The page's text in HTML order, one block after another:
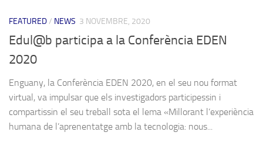
FEATURED/ NEWS 3 NOVEMBRE, 2020
Edul@b participa a la Conferència EDEN
2020
Enguany, la Conferència EDEN 2020, en el seu nou format
virtual, va impulsar que els investigadors participessin i
compartissin el seu treball sota el lema «Millorant l’experiència
humana de l’aprenentatge amb la tecnologia: nous...